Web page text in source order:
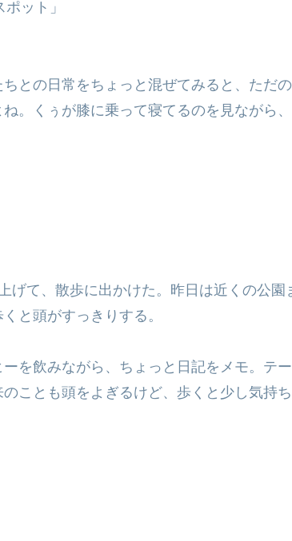
ット」
との日常をちょっと混ぜてみると、ただ
。くぅが膝に乗って寝てるのを見ながら
げて、散歩に出かけた。昨日は近くの公園
と頭がすっきりする。
を飲みながら、ちょっと日記をメモ。テ
ことも頭をよぎるけど、歩くと少し気持